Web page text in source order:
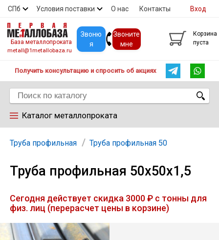
СПб Условия поставки О нас Контакты
Скидки Прайс Покупателям
Вход
База металлопроката
metall@1metallobaza.ru
Звоню
я
Звоните
мне
Корзина
пуста
Получить консультацию и спросить об акциях
Каталог металлопроката
Арматура
Труба профильная
Труба
Лист
Труба профильная Труба профильная 50
Труба профильная 50х50х1,5
Сегодня действует скидка 3000 ₽ с тонны для
физ. лиц (перерасчет цены в корзине)